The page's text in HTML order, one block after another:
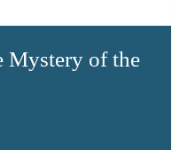
Mystery of the